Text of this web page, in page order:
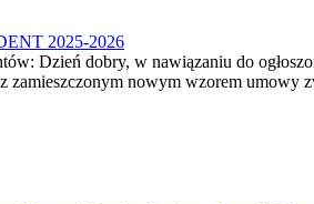
2025-2026
Dzień dobry, w nawiązaniu do
nowym wzorem umowy